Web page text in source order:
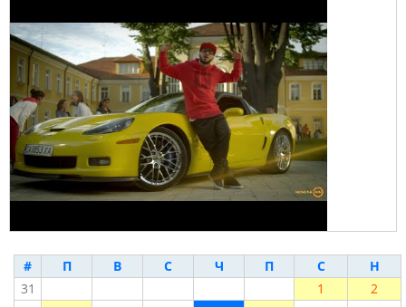
# П В С Ч П С
Н
31
1
2